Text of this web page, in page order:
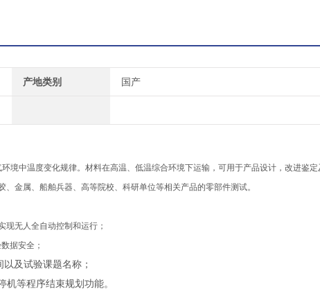
产地类别 国产
境中温度变化规律。材料在高温、低温综合环境下运输， 可用于产品设计，改进鉴
金属、船舶兵器、高等院校、科研单位等相关产品的零部件测试。
现无人全自动控制和运行；
据安全；
及试验课题名称；
等程序结束规划功能。